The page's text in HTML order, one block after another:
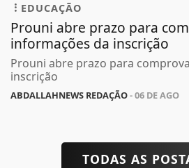
EDUCAÇÃO
Prouni abre prazo para
informações da inscrição
Prouni abre prazo para
inscrição
ABDALLAHNEWS REDAÇÃO- 06 DE AGO
TODAS AS